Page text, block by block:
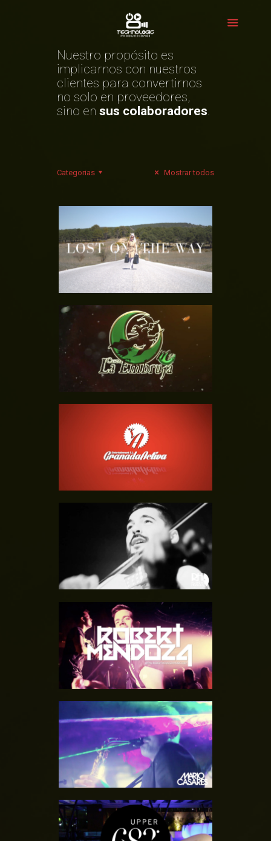
Nuestro propósito es
implicarnos con nuestros
clientes para convertirnos
no solo en proveedores,
sino en sus colaboradores.
Categorias Mostrar todos
FASHION FILM
AFTERMOVIE –
MEZQUITA 14
SUPER ACUATIC
PROMO – RUBÉN
PROMO – ROBERT
MENDOZA
PROMO – MARIO
CASARES
UPPER 683º CLUB